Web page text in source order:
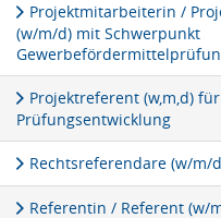
Projektmitarbeiterin /
(w/m/d) mit Schwerpunkt
Projektreferent (w,m,d)
Prüfungsentwicklung
Rechtsreferendare (w/m/
Referentin / Referent (w/